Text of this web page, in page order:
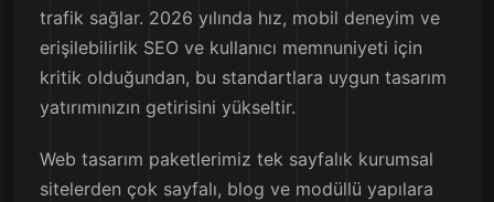
trafik sağlar. 2026 yılında hız, mobil deneyim ve
erişilebilirlik SEO ve kullanıcı memnuniyeti için
kritik olduğundan, bu standartlara uygun tasarım
yatırımınızın getirisini yükseltir.
Web tasarım paketlerimiz tek sayfalık kurumsal
sitelerden çok sayfalı, blog ve modüllü yapılara